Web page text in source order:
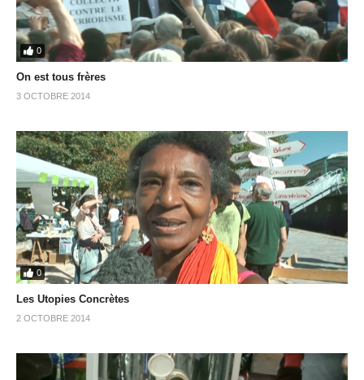
0
On est tous frères
3 OCTOBRE 2014
0
Les Utopies Concrètes
2 OCTOBRE 2014